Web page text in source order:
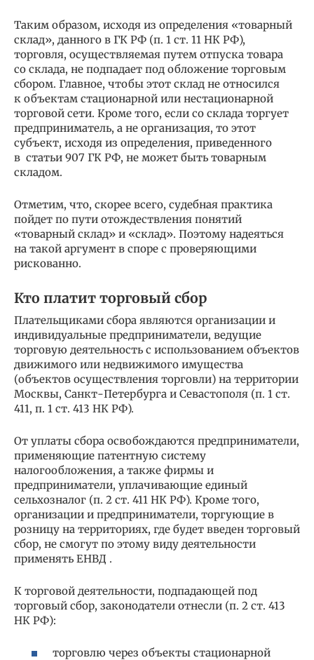
Таким образом, исходя из определения «товарный
склад», данного в ГК РФ (п. 1 ст. 11 НК РФ),
торговля, осуществляемая путем отпуска товара
со склада, не подпадает под обложение торговым
сбором. Главное, чтобы этот склад не относился
к объектам стационарной или нестационарной
торговой сети. Кроме того, если со склада торгует
предприниматель, а не организация, то этот
субъект, исходя из определения, приведенного
в статьи 907 ГК РФ, не может быть товарным
складом.
Отметим, что, скорее всего, судебная практика
пойдет по пути отождествления понятий
«товарный склад» и «склад». Поэтому надеяться
на такой аргумент в споре с проверяющими
рискованно.
Кто платит торговый сбор
Плательщиками сбора являются организации и
индивидуальные предприниматели, ведущие
торговую деятельность с использованием объектов
движимого или недвижимого имущества
(объектов осуществления торговли) на территории
Москвы, Санкт-Петербурга и Севастополя (п. 1 ст.
411, п. 1 ст. 413 НК РФ).
От уплаты сбора освобождаются предприниматели,
применяющие патентную систему
налогообложения, а также фирмы и
предприниматели, уплачивающие единый
сельхозналог (п. 2 ст. 411 НК РФ). Кроме того,
организации и предприниматели, торгующие в
розницу на территориях, где будет введен торговый
сбор, не смогут по этому виду деятельности
применять ЕНВД .
К торговой деятельности, подпадающей под
торговый сбор, законодатели отнесли (п. 2 ст. 413
НК РФ):
торговлю через объекты стационарной